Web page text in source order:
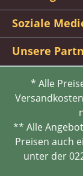
Soziale
Unsere
* Alle
** Alle
Preisen auch
unter der